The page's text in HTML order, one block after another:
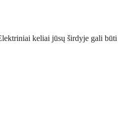
keliai jūsų širdyje gali